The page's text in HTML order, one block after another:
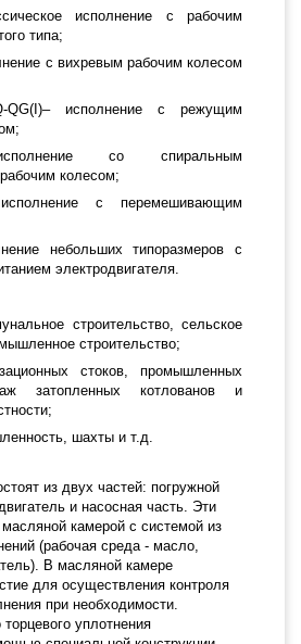
исполнение с рабочим
типа;
с вихревым рабочим колесом
QG(I)– исполнение с режущим
со спиральным
колесом;
с перемешивающим
небольших типоразмеров с
электродвигателя.
строительство, сельское
строительство;
стоков, промышленных
затопленных котлованов и
шахты и т.д.
из двух частей: погружной
и насосная часть. Эти
камерой с системой из
(рабочая среда - масло,
В масляной камере
для осуществления контроля
при необходимости.
уплотнения